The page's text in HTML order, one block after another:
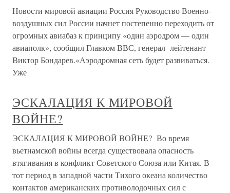
Новости мировой авиации Россия Руководство Военно-
воздушных сил России начнет постепенно переходить от
огромных авиабаз к принципу «один аэродром — один
авиаполк», сообщил Главком ВВС, генерал- лейтенант
Виктор Бондарев.«Аэродромная сеть будет развиваться.
Уже
ЭСКАЛАЦИЯ К МИРОВОЙ
ВОЙНЕ?
ЭСКАЛАЦИЯ К МИРОВОЙ ВОЙНЕ? Во время
вьетнамской войны всегда существовала опасность
втягивания в конфликт Советского Союза или Китая. В
тот период в западной части Тихого океана количество
контактов американских противолодочных сил с